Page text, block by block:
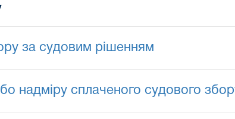
за судовим рішенням
надміру сплаченого судового